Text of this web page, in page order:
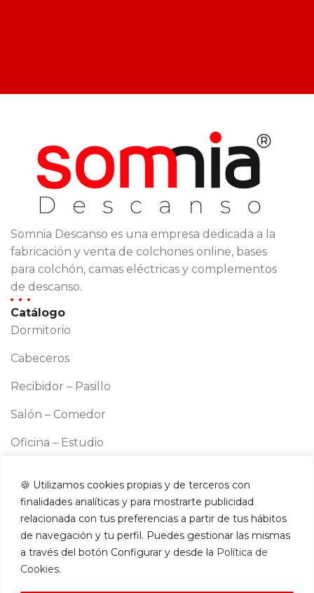
🍪 Utilizamos cookies propias y de terceros con
finalidades analíticas y para mostrarte publicidad
relacionada con tus preferencias a partir de tus hábitos
de navegación y tu perfil. Puedes gestionar las mismas
a través del botón Configurar y desde la Política de
Cookies.
Somnia Descanso es una empresa dedicada a la
fabricación y venta de colchones online, bases
para colchón, camas eléctricas y complementos
de descanso.
Catálogo
Dormitorio
Cabeceros
Recibidor – Pasillo
Salón – Comedor
Oficina – Estudio
Información
Aviso legal
Política de cookies
Política de privacidad
Términos y condiciones